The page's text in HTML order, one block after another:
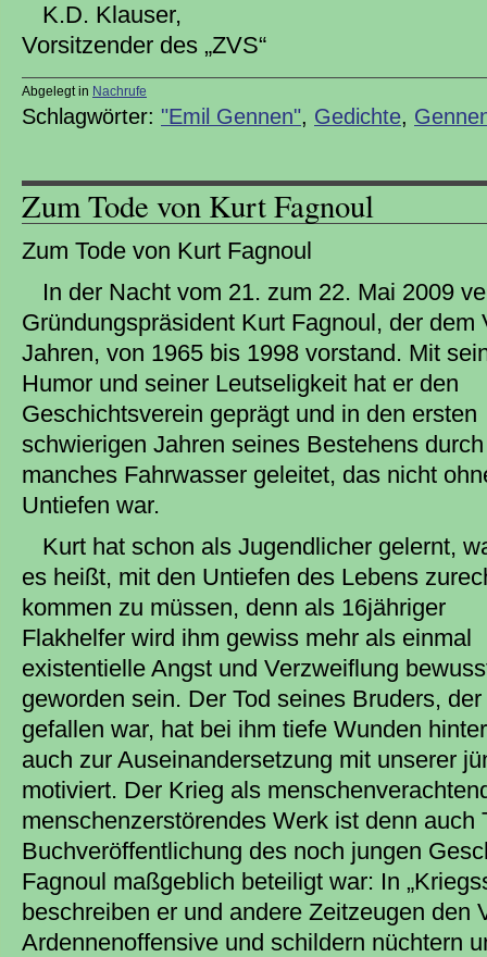
K.D. Klauser,
Vorsitzender des „ZVS“
Abgelegt in Nachrufe
Schlagwörter: "Emil Gennen", Gedichte,
Zum Tode von Kurt Fagnoul
Zum Tode von Kurt Fagnoul
In der Nacht vom 21. zum 22. Mai 2009
Gründungspräsident Kurt Fagnoul, der dem
Jahren, von 1965 bis 1998 vorstand. Mit
Humor und seiner Leutseligkeit hat er den
Geschichtsverein geprägt und in den ersten
schwierigen Jahren seines Bestehens durch
manches Fahrwasser geleitet, das nicht
Untiefen war.
Kurt hat schon als Jugendlicher gelernt,
es heißt, mit den Untiefen des Lebens
kommen zu müssen, denn als 16jähriger
Flakhelfer wird ihm gewiss mehr als einmal
existentielle Angst und Verzweiflung
geworden sein. Der Tod seines Bruders,
gefallen war, hat bei ihm tiefe Wunden
auch zur Auseinandersetzung mit unserer
motiviert. Der Krieg als
menschenzerstörendes Werk ist denn auch
Buchveröffentlichung des noch jungen
Fagnoul maßgeblich beteiligt war: In
beschreiben er und andere Zeitzeugen den
Ardennenoffensive und schildern nüchtern